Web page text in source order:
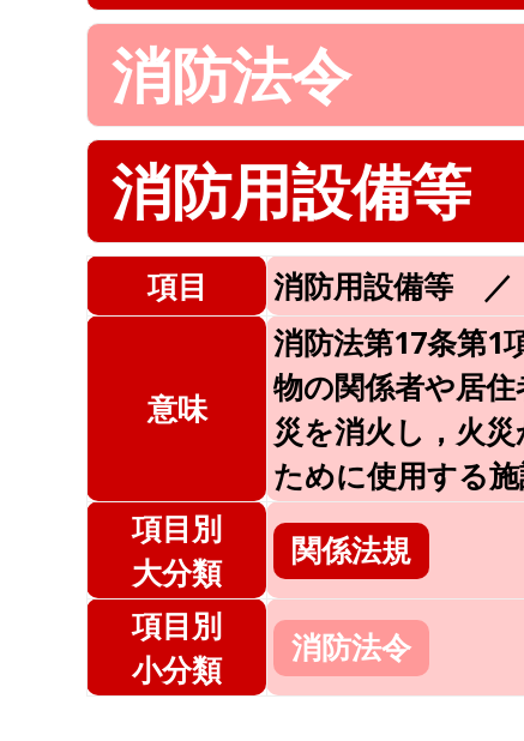
消防法令
消防用設備等
項目 消防用設備等 ／
意味
消防法第17条第1
物の関係者や居
災を消火し，火
ために使用する施
項目別
大分類
関係法規
項目別
小分類
消防法令